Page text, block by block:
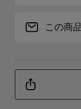
この商